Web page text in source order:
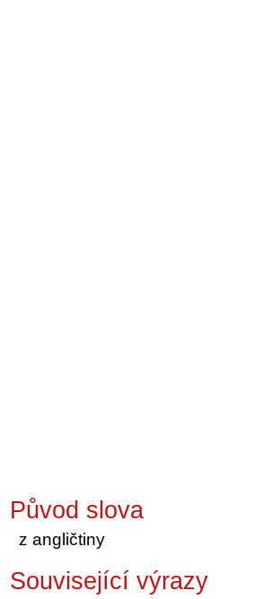
Původ slova
z angličtiny
Související výrazy